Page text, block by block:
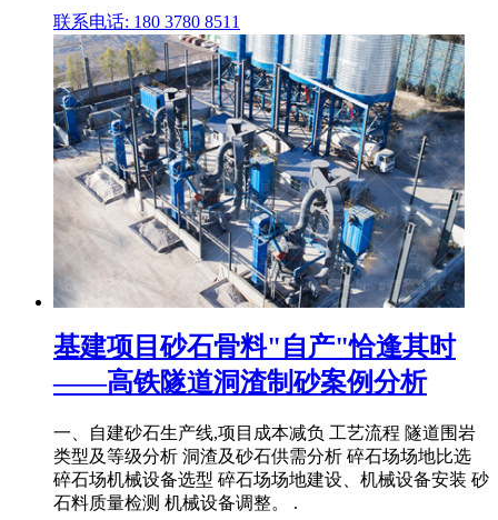
联系电话: 180 3780 8511
基建项目砂石骨料"自产"恰逢其时
——高铁隧道洞渣制砂案例分析
一、自建砂石生产线,项目成本减负 工艺流程 隧道围岩
类型及等级分析 洞渣及砂石供需分析 碎石场场地比选
碎石场机械设备选型 碎石场场地建设、机械设备安装 砂
石料质量检测 机械设备调整。 .